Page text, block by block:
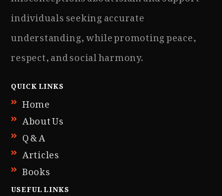
individuals seeking accurate
understanding, while promoting peace,
respect, and social harmony.
QUICK LINKS
Home
About Us
Q & A
Articles
Books
USEFUL LINKS